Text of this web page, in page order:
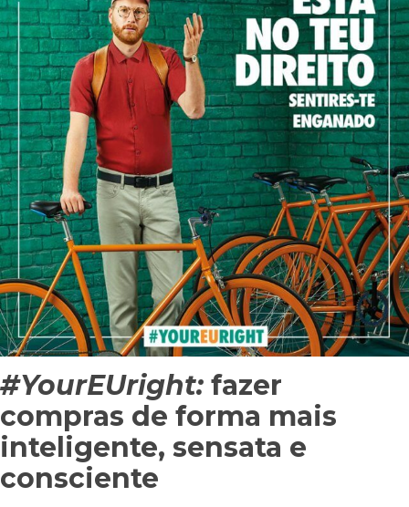
#YourEUright: fazer
compras de forma mais
inteligente, sensata e
consciente